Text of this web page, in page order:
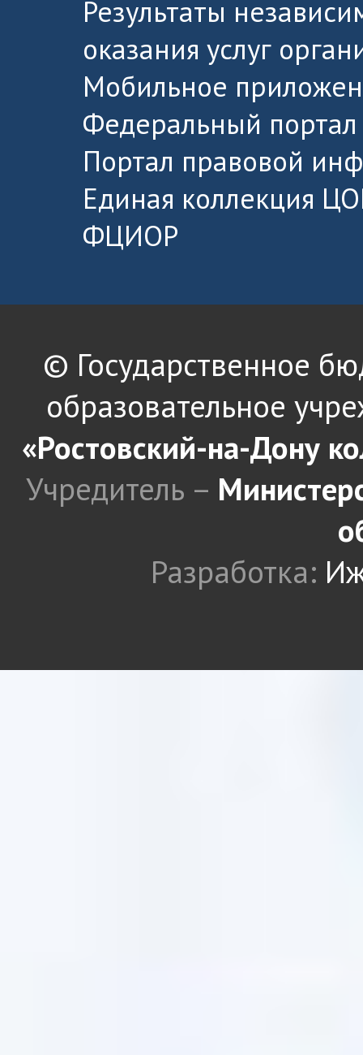
Результаты
оказания услуг
Мобильное
Федеральный портал
Портал правовой
Единая коллекция
ФЦИОР
© Государственное
образовательное
«Ростовский-на-Дону
Учредитель –
Разработка: